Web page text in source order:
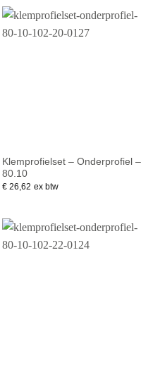
Klemprofielset – Onderprofiel –
80.10
€26,62 ex btw